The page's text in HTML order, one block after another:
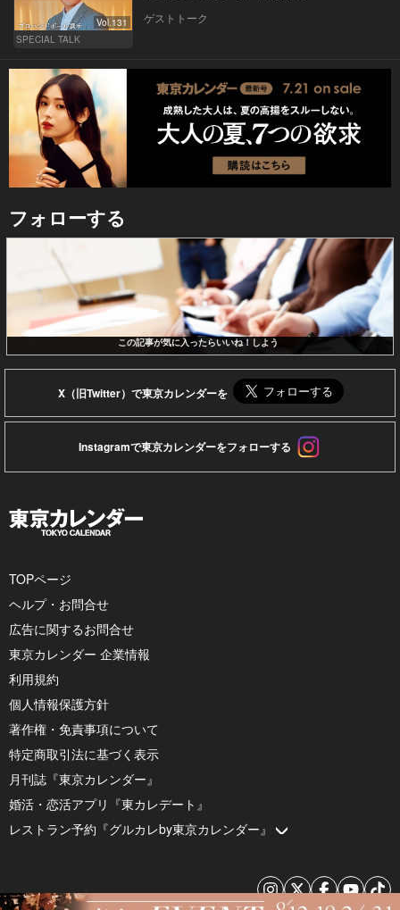
Vol.131
SPECIAL TALK
ゲストトーク
フォローする
この記事が気に入ったらいいね！しよう
X（旧Twitter）で東京カレンダーを
Instagramで東京カレンダーをフォローする
TOPページ
ヘルプ・お問合せ
広告に関するお問合せ
東京カレンダー 企業情報
利用規約
個人情報保護方針
著作権・免責事項について
特定商取引法に基づく表示
月刊誌『東京カレンダー』
婚活・恋活アプリ『東カレデート』
レストラン予約『グルカレby東京カレンダー』